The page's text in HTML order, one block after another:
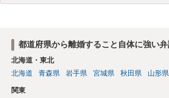
都道府県から離婚すること自体に強い
北海道・東北
北海道
青森県 岩手県 宮城県 秋田県 山形県
関東